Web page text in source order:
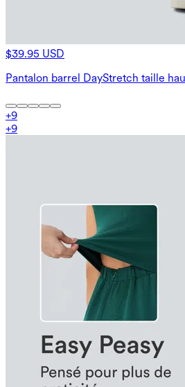
$39.95 USD
Pantalon barrel DayStretch taille
+9
+9